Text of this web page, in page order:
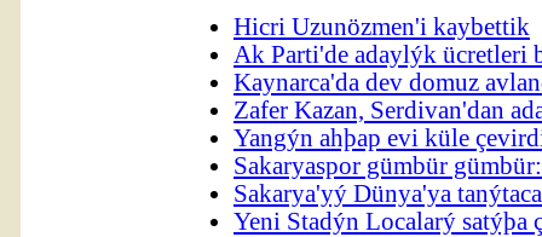
Hicri Uzunözmen'i kaybettik
Ak Parti'de adaylýk ücretleri
Kaynarca'da dev domuz
Zafer Kazan, Serdivan'dan
Yangýn ahþap evi küle
Sakaryaspor gümbür
Sakarya'yý Dünya'ya
Yeni Stadýn Localarý satýþa